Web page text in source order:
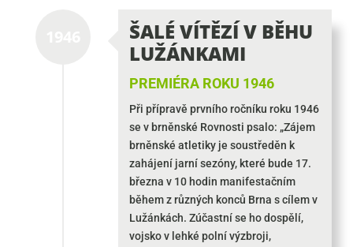
ŠALÉ VÍTĚZÍ V BĚHU
LUŽÁNKAMI
PREMIÉRA ROKU 1946
Při přípravě prvního ročníku roku 1946
se v brněnské Rovnosti psalo: „Zájem
brněnské atletiky je soustředěn k
zahájení jarní sezóny, které bude 17.
března v 10 hodin manifestačním
během z různých konců Brna s cílem v
Lužánkách. Zúčastní se ho dospělí,
vojsko v lehké polní výzbroji,